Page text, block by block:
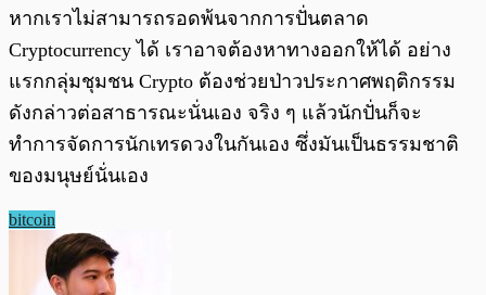
หากเราไม่สามารถรอดพ้นจากการปั่นตลาด
Cryptocurrency ได้ เราอาจต้องหาทางออกให้ได้ อย่าง
แรกกลุ่มชุมชน Crypto ต้องช่วยป่าวประกาศพฤติกรรม
ดังกล่าวต่อสาธารณะนั่นเอง จริง ๆ แล้วนักปั่นก็จะ
ทำการจัดการนักเทรดวงในกันเอง ซึ่งมันเป็นธรรมชาติ
ของมนุษย์นั่นเอง
bitcoin